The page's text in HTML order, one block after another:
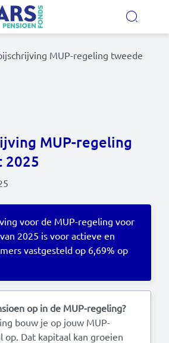
gaan
MUP-regeling tweede
MUP-regeling
2025
voor de MUP-regeling voor
2025 is voor actieve en
vastgesteld op 6,69% op
op in de MUP-regeling?
bouw je op jouw MUP-
op. Dat kapitaal kan groeien